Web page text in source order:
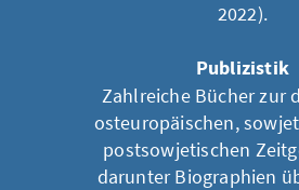
2022).
Publizistik
Zahlreiche Bücher zur
osteuropäischen,
postsowjetischen
darunter Biographien